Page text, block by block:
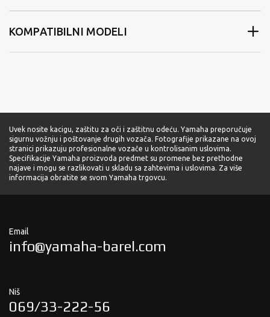
KOMPATIBILNI MODELI
Uvek nosite kacigu, zaštitu za oči i zaštitnu odeću. Yamaha preporučuje
sigurnu vožnju i poštovanje drugih vozača. Fotografije prikazane na ovoj
stranici prikazuju profesionalne vozače u kontrolisanim uslovima.
Specifikacije Yamaha proizvoda predmet su promene bez prethodne
najave i mogu se razlikovati u skladu sa zahtevima i uslovima. Za više
informacija obratite se svom Yamaha trgovcu.
Email
info@yamaha-barel.com
Niš
069/33-222-56